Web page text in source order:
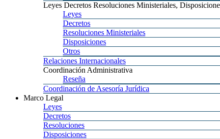
Leyes Decretos Resoluciones Ministeriales,
Leyes
Decretos
Resoluciones Ministeriales
Disposiciones
Otros
Relaciones Internacionales
Coordinación Administrativa
Reseña
Coordinación de Asesoría Jurídica
Marco Legal
Leyes
Decretos
Resoluciones
Disposiciones